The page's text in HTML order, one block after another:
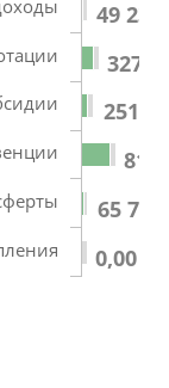
49
327
251
811
65
0,00